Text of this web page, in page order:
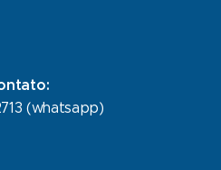
(whatsapp)